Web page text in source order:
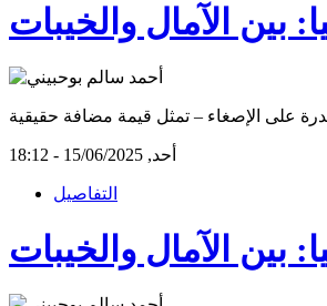
بين الآمال والخيبات
أحد, 15/06/2025 - 18:12
التفاصيل
بين الآمال والخيبات